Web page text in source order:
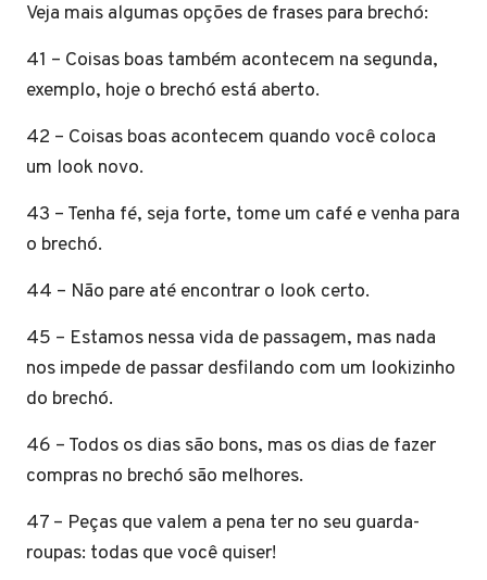
Veja mais algumas opções de frases para brechó:
41 – Coisas boas também acontecem na segunda,
exemplo, hoje o brechó está aberto.
42 – Coisas boas acontecem quando você coloca
um look novo.
43 – Tenha fé, seja forte, tome um café e venha para
o brechó.
44 – Não pare até encontrar o look certo.
45 – Estamos nessa vida de passagem, mas nada
nos impede de passar desfilando com um lookizinho
do brechó.
46 – Todos os dias são bons, mas os dias de fazer
compras no brechó são melhores.
47 – Peças que valem a pena ter no seu guarda-
roupas: todas que você quiser!